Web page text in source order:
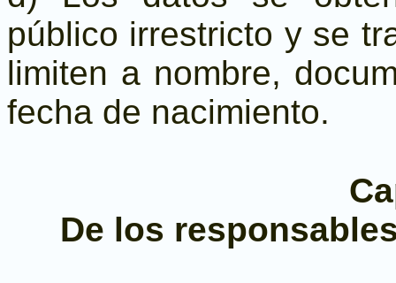
público irrestricto y se
limiten a nombre,
fecha de nacimiento.
De los